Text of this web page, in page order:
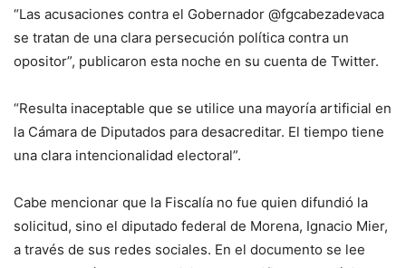
“Las acusaciones contra el Gobernador @fgcabezadevaca
se tratan de una clara persecución política contra un
opositor”, publicaron esta noche en su cuenta de Twitter.
“Resulta inaceptable que se utilice una mayoría artificial en
la Cámara de Diputados para desacreditar. El tiempo tiene
una clara intencionalidad electoral”.
Cabe mencionar que la Fiscalía no fue quien difundió la
solicitud, sino el diputado federal de Morena, Ignacio Mier,
a través de sus redes sociales. En el documento se lee